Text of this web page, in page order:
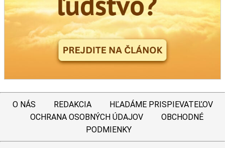
O NÁS REDAKCIA
HĽADÁME PRISPIEVATEĽOV
OCHRANA OSOBNÝCH ÚDAJOV
OBCHODNÉ
PODMIENKY